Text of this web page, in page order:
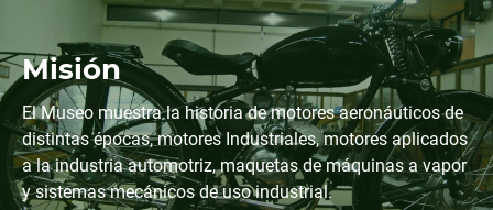
Misión
El Museo muestra la historia de motores aeronáuticos de
distintas épocas, motores Industriales, motores aplicados
a la industria automotriz, maquetas de máquinas a vapor
y sistemas mecánicos de uso industrial.